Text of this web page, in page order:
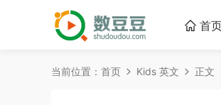
首
当前位置： 首页 Kids 英文 正文